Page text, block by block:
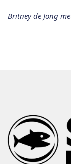
Britney de Jong